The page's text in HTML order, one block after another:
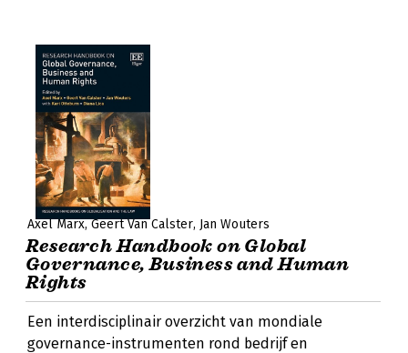
Axel Marx Geert Van Calster Jan Wouters
Research Handbook on Global
Governance, Business and Human
Rights
Een interdisciplinair overzicht van mondiale
governance-instrumenten rond bedrijf en